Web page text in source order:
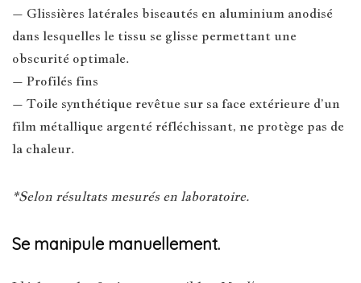
– Glissières latérales biseautés en aluminium anodisé
dans lesquelles le tissu se glisse permettant une
obscurité optimale.
– Profilés fins
– Toile synthétique revêtue sur sa face extérieure d’un
film métallique argenté réfléchissant, ne protège pas de
la chaleur.
*Selon résultats mesurés en laboratoire.
Se manipule manuellement.